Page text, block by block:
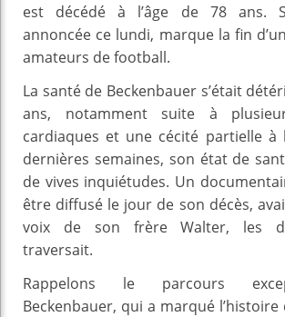
est décédé à l’âge de 78 ans.
annoncée ce lundi, marque la fin
amateurs de football.
La santé de Beckenbauer s’était
ans, notamment suite à
cardiaques et une cécité partielle à
dernières semaines, son état de
de vives inquiétudes. Un
être diffusé le jour de son décès,
voix de son frère Walter, les
traversait.
Rappelons le parcours
Beckenbauer, qui a marqué